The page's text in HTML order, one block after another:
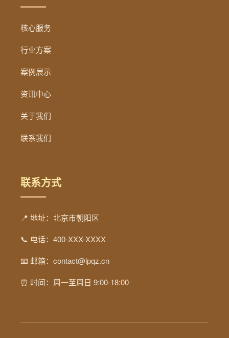
核心服务
行业方案
案例展示
资讯中心
关于我们
联系我们
联系方式
📍 地址：北京市朝阳区
📞 电话：400-XXX-XXXX
📧 邮箱：contact@lpqz.cn
⏰ 时间：周一至周日 9:00-18:00